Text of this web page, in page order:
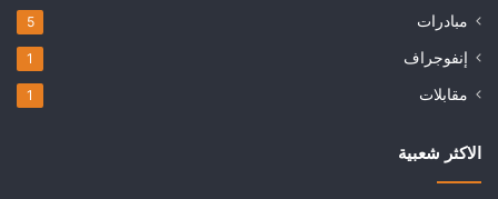
مبادرات 5
إنفوجراف 1
مقابلات 1
الاكثر شعبية